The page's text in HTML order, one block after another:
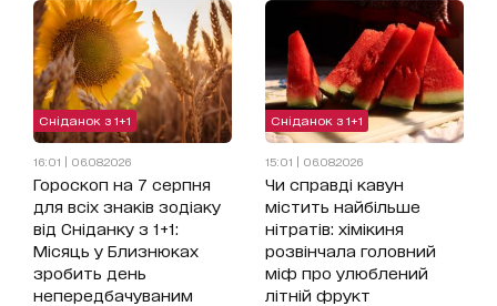
Сніданок з 1+1
16:01 | 06.08.2026
Гороскоп на 7 серпня
для всіх знаків зодіаку
від Сніданку з 1+1:
Місяць у Близнюках
зробить день
непередбачуваним
Сніданок з 1+1
15:01 | 06.08.2026
Чи справді кавун
містить найбільше
нітратів: хімікиня
розвінчала головний
міф про улюблений
літній фрукт